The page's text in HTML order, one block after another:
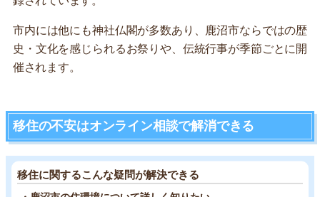
市内には他にも神社仏閣が多数あり、鹿沼市ならではの歴
史・文化を感じられるお祭りや、伝統行事が季節ごとに開
催されます。
移住の不安はオンライン相談で解消できる
移住に関するこんな疑問が解決できる